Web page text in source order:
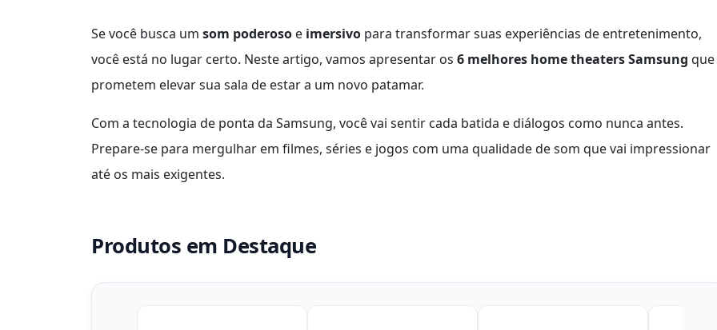
Se você busca um som poderoso e imersivo para transformar suas experiências de entretenimento,
você está no lugar certo. Neste artigo, vamos apresentar os 6 melhores home theaters Samsung que
prometem elevar sua sala de estar a um novo patamar.
Com a tecnologia de ponta da Samsung, você vai sentir cada batida e diálogos como nunca antes.
Prepare-se para mergulhar em filmes, séries e jogos com uma qualidade de som que vai impressionar
até os mais exigentes.
Produtos em Destaque